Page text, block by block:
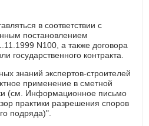
в соответствии с
постановлением
N100, а также договора
государственного контракта.
знаний экспертов-строителей
применение в сметной
(см. Информационное письмо
практики разрешения споров
подряда)".